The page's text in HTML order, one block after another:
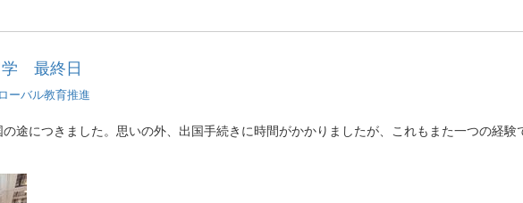
学 最終日
ーバル教育推進
途につきました。思いの外、出国手続きに時間がかかりましたが、これもまた一つの経験